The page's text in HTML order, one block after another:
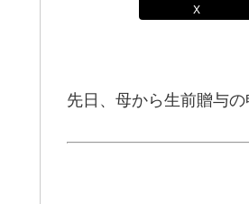
X
先日、母から生前贈与